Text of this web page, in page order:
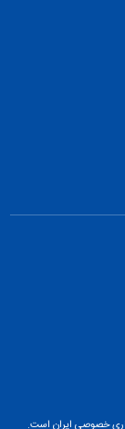
خصوصی ایران است.